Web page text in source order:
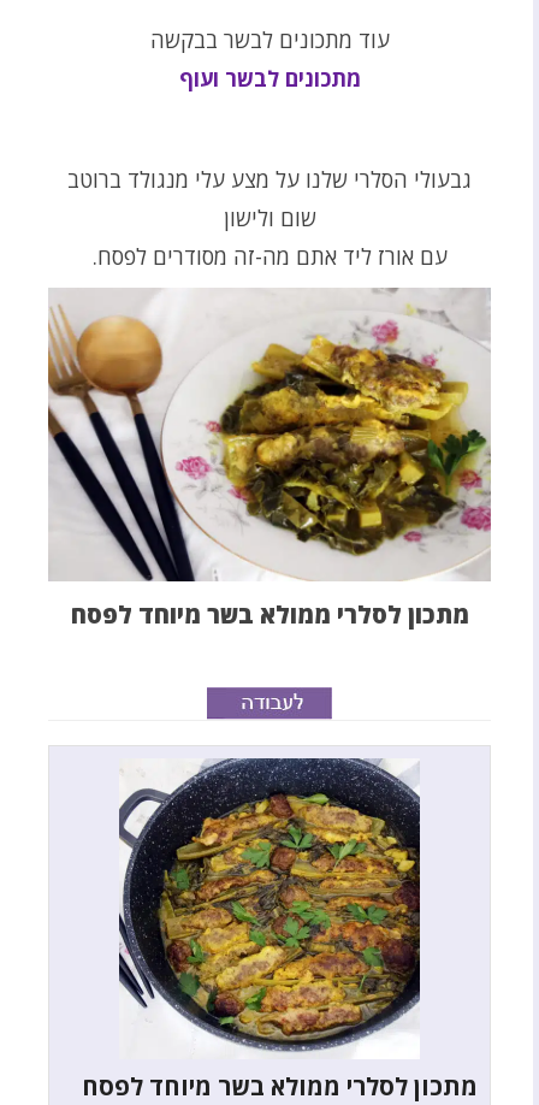
עוד מתכונים לבשר בבקשה
מתכונים לבשר ועוף
גבעולי הסלרי שלנו על מצע עלי מנגולד ברוטב
שום ולישון
עם אורז ליד אתם מה-זה מסודרים לפסח.
מתכון לסלרי ממולא בשר מיוחד לפסח
מתכון לסלרי ממולא בשר מיוחד לפסח